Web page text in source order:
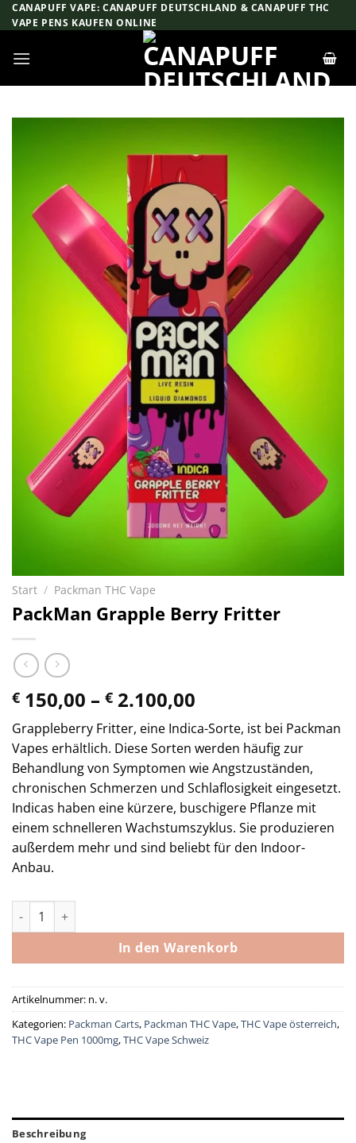
Zum
Inhalt
CANAPUFF VAPE: CANAPUFF DEUTSCHLAND & CANAPUFF THC
VAPE PENS KAUFEN ONLINE
Start / Packman THC Vape
PackMan Grapple Berry Fritter
€ 150,00 – € 2.100,00
€ 150,00
bis
€ 2.100,00
Grappleberry Fritter, eine Indica-Sorte, ist bei Packman
Vapes erhältlich. Diese Sorten werden häufig zur
Behandlung von Symptomen wie Angstzuständen,
chronischen Schmerzen und Schlaflosigkeit eingesetzt.
Indicas haben eine kürzere, buschigere Pflanze mit
einem schnelleren Wachstumszyklus. Sie produzieren
außerdem mehr und sind beliebt für den Indoor-
Anbau.
PackMan Grapple Berry Fritter Menge
In den Warenkorb
Artikelnummer: n. v.
Kategorien: Packman Carts, Packman THC Vape,THC Vape österreich,
THC Vape Pen 1000mg,THC Vape Schweiz
Beschreibung